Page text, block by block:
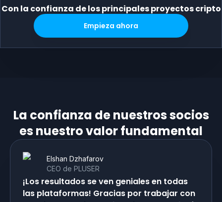
Con la confianza de los principales proyectos cripto
Empieza ahora
La confianza de nuestros socios
es nuestro valor fundamental
¡Los resultados se ven geniales en todas
las plataformas! Gracias por trabajar con
Elshan Dzhafarov
CEO de PLUSER